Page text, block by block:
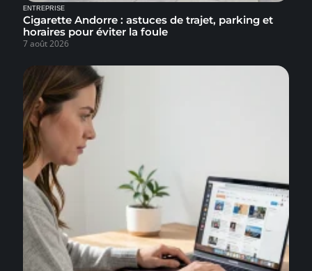
ENTREPRISE
Cigarette Andorre : astuces de trajet, parking et
horaires pour éviter la foule
7 août 2026